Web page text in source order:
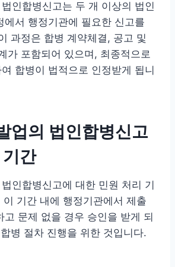
인합병신고는 두 개 이상의 법인
에서 행정기관에 필요한 신고를
과정은 합병 계약체결, 공고 및
가 포함되어 있으며, 최종적으로
합병이 법적으로 인정받게 됩니
업의 법인합병신고
간
인합병신고에 대한 민원 처리 기
이 기간 내에 행정기관에서 제출
고 문제 없을 경우 승인을 받게 되
병 절차 진행을 위한 것입니다.